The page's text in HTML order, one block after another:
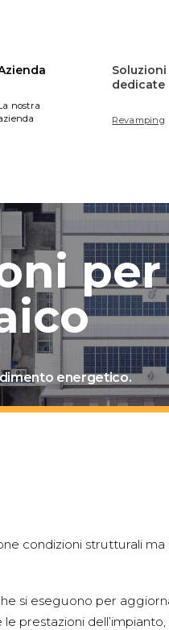
nostra
Soluzioni
dedicate
Revamping
energetico.
condizioni strutturali
si eseguono per
prestazioni